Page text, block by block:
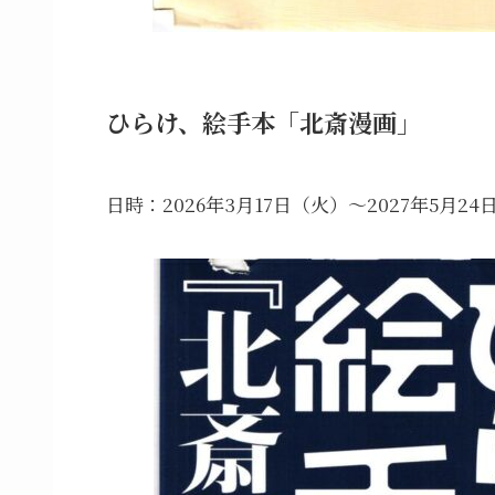
ひらけ、絵手本「北斎漫画」
日時：2026年3月17日（火）～2027年5月24